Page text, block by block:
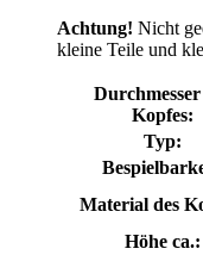
Achtung! Nicht
kleine Teile und
Durchmesser
Kopfes:
Typ:
Material des
Höhe ca.: